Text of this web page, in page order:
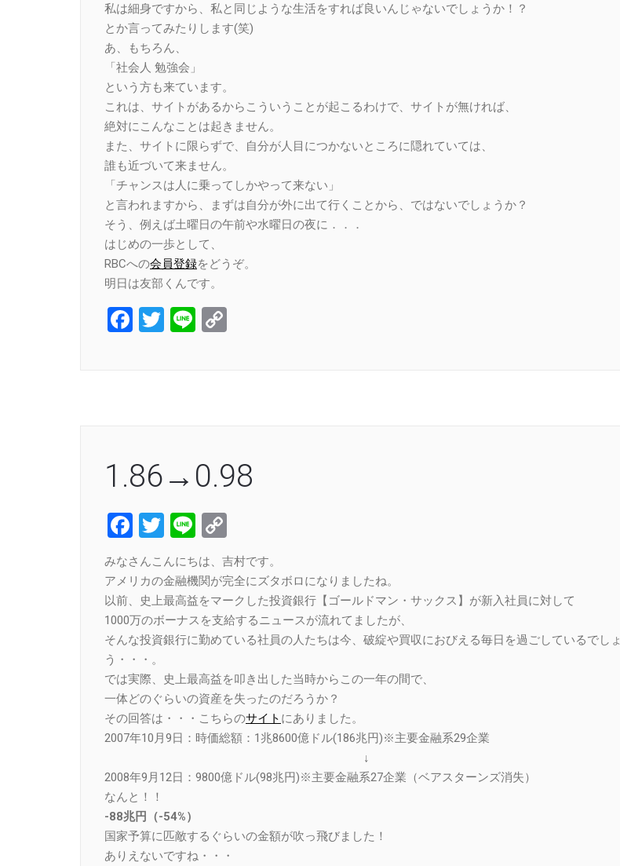
私は細身ですから、私と同じような生活をすれば良いんじゃないでしょうか！？
とか言ってみたりします(笑)
あ、もちろん、
「社会人 勉強会」
という方も来ています。
これは、サイトがあるからこういうことが起こるわけで、サイトが無ければ、
絶対にこんなことは起きません。
また、サイトに限らずで、自分が人目につかないところに隠れていては、
誰も近づいて来ません。
「チャンスは人に乗ってしかやって来ない」
と言われますから、まずは自分が外に出て行くことから、ではないでしょうか？
そう、例えば土曜日の午前や水曜日の夜に．．．
はじめの一歩として、
RBCへの会員登録をどうぞ。
明日は友部くんです。
Facebook
Twitter
Line
1.86→0.98
Facebook
Twitter
Line
Link
みなさんこんにちは、吉村です。
アメリカの金融機関が完全にズタボロになりましたね。
以前、史上最高益をマークした投資銀行【ゴールドマン・サックス】が新入社員に対して
1000万のボーナスを支給するニュースが流れてましたが、
そんな投資銀行に勤めている社員の人たちは今、破綻や買収におびえる毎日を過ごしているでしょ
う・・・。
では実際、史上最高益を叩き出した当時からこの一年の間で、
一体どのぐらいの資産を失ったのだろうか？
その回答は・・・こちらのサイト にありました。
2007年10月9日：時価総額：1兆8600億ドル(186兆円)※主要金融系29企業
↓
2008年9月12日：9800億ドル(98兆円)※主要金融系27企業（ベアスターンズ消失）
なんと！！
-88兆円（-54%）
国家予算に匹敵するぐらいの金額が吹っ飛びました！
ありえないですね・・・